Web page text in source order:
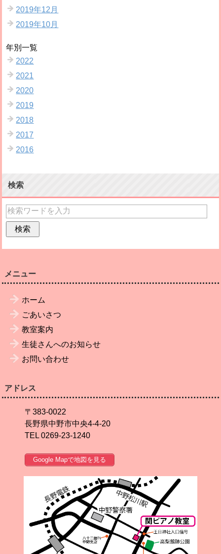
2019年12月
2019年10月
年別一覧
2022
2021
2020
2019
2018
2017
2016
検索
メニュー
ホーム
ごあいさつ
教室案内
生徒さんへのお知らせ
お問い合わせ
アドレス
〒383-0022
長野県中野市中央4-4-20
TEL 0269-23-1240
Google Mapで地図を見る